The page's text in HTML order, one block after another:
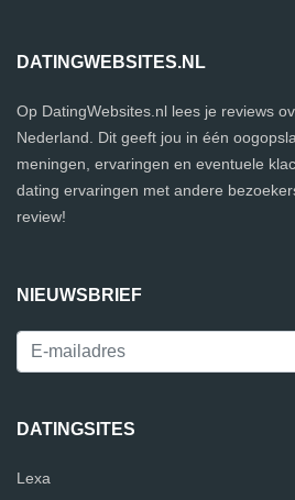
DATINGWEBSITES.NL
Op DatingWebsites.nl lees je reviews
Nederland. Dit geeft jou in één
meningen, ervaringen en eventuele
dating ervaringen met andere
review!
NIEUWSBRIEF
DATINGSITES
Lexa